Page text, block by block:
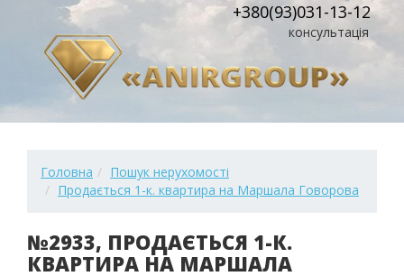
+380(93)031-13-12
консультація
Головна
Пошук нерухомості
Продається 1-к. квартира на Маршала Говорова
№2933, ПРОДАЄТЬСЯ 1-К.
КВАРТИРА НА МАРШАЛА